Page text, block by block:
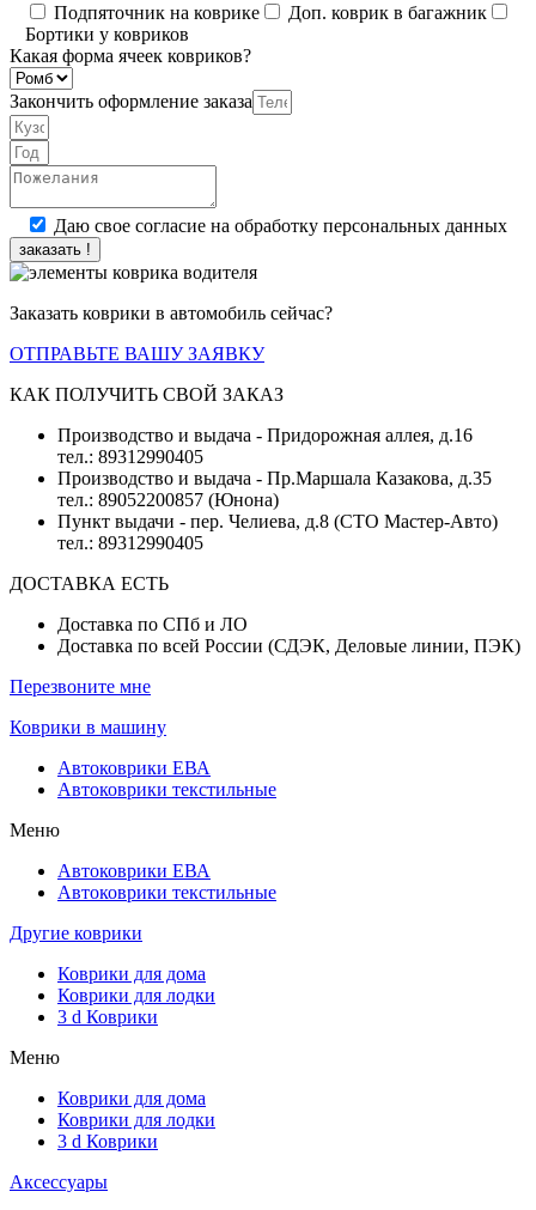
Подпяточник на коврике
Доп. коврик в багажник
Бортики у ковриков
Какая форма ячеек ковриков?
Закончить оформление заказа
Даю свое согласие на обработку персональных данных
заказать !
Заказать коврики в автомобиль сейчас?
ОТПРАВЬТЕ ВАШУ ЗАЯВКУ
КАК ПОЛУЧИТЬ СВОЙ ЗАКАЗ
Производство и выдача - Придорожная аллея, д.16
тел.: 89312990405
Производство и выдача - Пр.Маршала Казакова, д.35
тел.: 89052200857 (Юнона)
Пункт выдачи - пер. Челиева, д.8 (СТО Мастер-Авто)
тел.: 89312990405
ДОСТАВКА ЕСТЬ
Доставка по СПб и ЛО
Доставка по всей России (СДЭК, Деловые линии, ПЭК)
Перезвоните мне
Коврики в машину
Автоковрики ЕВА
Автоковрики текстильные
Меню
Автоковрики ЕВА
Автоковрики текстильные
Другие коврики
Коврики для дома
Коврики для лодки
3 d Коврики
Меню
Коврики для дома
Коврики для лодки
3 d Коврики
Аксессуары